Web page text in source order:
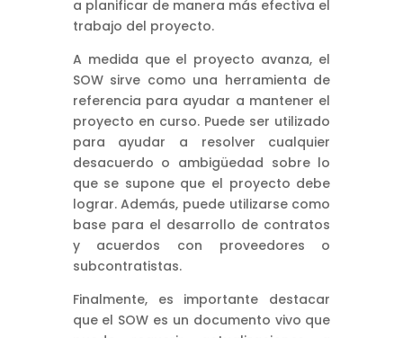
a planificar de manera más efectiva el
trabajo del proyecto.
A medida que el proyecto avanza, el
SOW sirve como una herramienta de
referencia para ayudar a mantener el
proyecto en curso. Puede ser utilizado
para ayudar a resolver cualquier
desacuerdo o ambigüedad sobre lo
que se supone que el proyecto debe
lograr. Además, puede utilizarse como
base para el desarrollo de contratos
y acuerdos con proveedores o
subcontratistas.
Finalmente, es importante destacar
que el SOW es un documento vivo que